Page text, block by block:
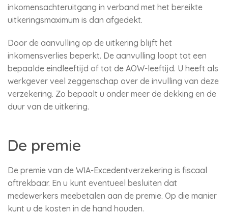
inkomensachteruitgang in verband met het bereikte
uitkeringsmaximum is dan afgedekt.
Door de aanvulling op de uitkering blijft het
inkomensverlies beperkt. De aanvulling loopt tot een
bepaalde eindleeftijd of tot de AOW-leeftijd. U heeft als
werkgever veel zeggenschap over de invulling van deze
verzekering. Zo bepaalt u onder meer de dekking en de
duur van de uitkering.
De premie
De premie van de WIA-Excedentverzekering is fiscaal
aftrekbaar. En u kunt eventueel besluiten dat
medewerkers meebetalen aan de premie. Op die manier
kunt u de kosten in de hand houden.